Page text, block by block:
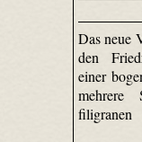
Das neue
den
einer
mehrere